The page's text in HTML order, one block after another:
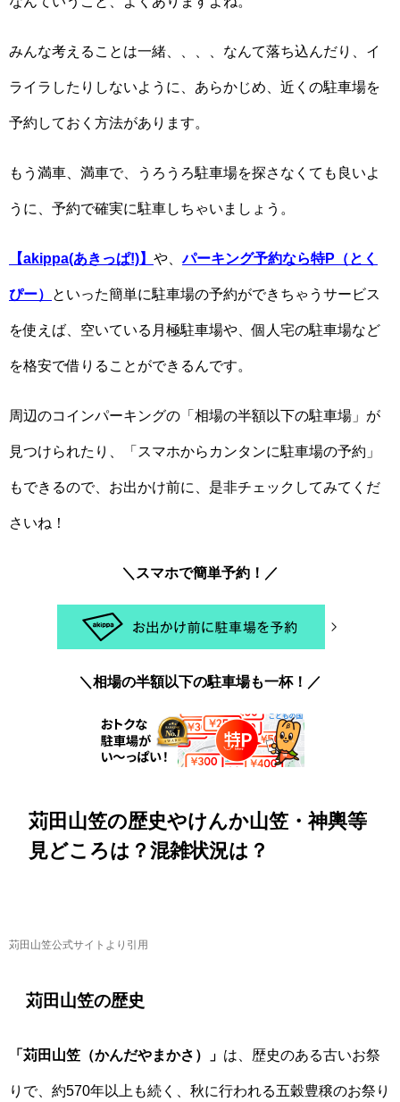
みんな考えることは一緒、、、、なんて落ち込んだり、イ
ライラしたりしないように、あらかじめ、近くの駐車場を
予約しておく方法があります。
もう満車、満車で、うろうろ駐車場を探さなくても良いよ
うに、予約で確実に駐車しちゃいましょう。
【akippa(あきっぱ!)】 や、 パーキング予約なら特P（とく
ぴー） といった簡単に駐車場の予約ができちゃうサービス
を使えば、空いている月極駐車場や、個人宅の駐車場など
を格安で借りることができるんです。
周辺のコインパーキングの「相場の半額以下の駐車場」が
見つけられたり、「スマホからカンタンに駐車場の予約」
もできるので、お出かけ前に、是非チェックしてみてくだ
さいね！
＼スマホで簡単予約！／
＼相場の半額以下の駐車場も一杯！／
苅田山笠の歴史やけんか山笠・神輿等
見どころは？混雑状況は？
苅田山笠公式サイトより引用
苅田山笠の歴史
「苅田山笠（かんだやまかさ）」 は、歴史のある古いお祭
りで、約570年以上も続く、秋に行われる五穀豊穣のお祭り